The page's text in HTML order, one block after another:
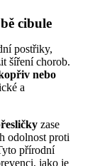
cibule
postřiky,
šíření chorob.
nebo
a
zase
odolnost proti
přírodní
jako je